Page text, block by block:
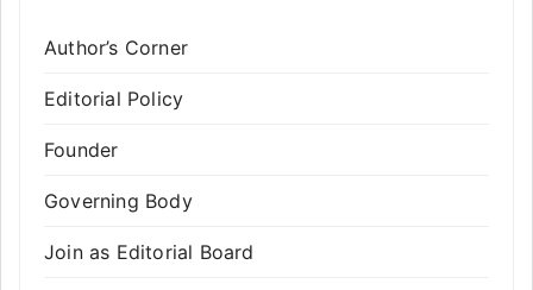
Author’s Corner
Editorial Policy
Founder
Governing Body
Join as Editorial Board